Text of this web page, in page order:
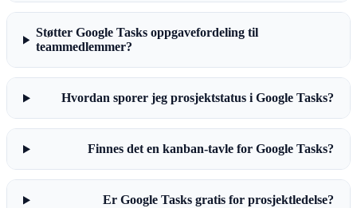
Støtter Google Tasks oppgavefordeling til
teammedlemmer?
Hvordan sporer jeg prosjektstatus i Google Tasks?
Finnes det en kanban-tavle for Google Tasks?
Er Google Tasks gratis for prosjektledelse?